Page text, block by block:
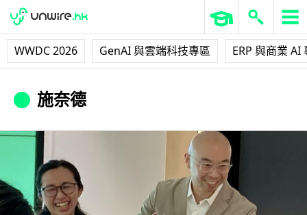
WWDC 2026 GenAI 與雲端科技專區 ERP 與商業 AI
施奈德